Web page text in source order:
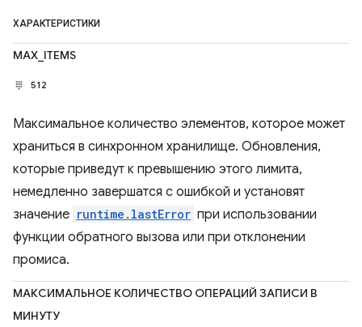
ХАРАКТЕРИСТИКИ
MAX_ITEMS
512
Максимальное количество элементов, которое может
храниться в синхронном хранилище. Обновления,
которые приведут к превышению этого лимита,
немедленно завершатся с ошибкой и установят
значение runtime.lastError при использовании
функции обратного вызова или при отклонении
промиса.
МАКСИМАЛЬНОЕ КОЛИЧЕСТВО ОПЕРАЦИЙ ЗАПИСИ В
МИНУТУ